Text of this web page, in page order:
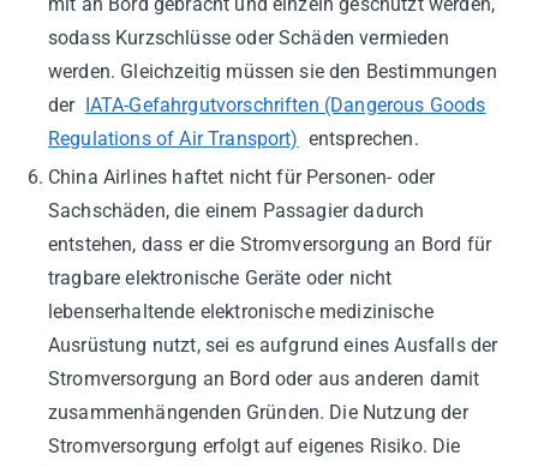
sodass Kurzschlüsse oder Schäden vermieden
werden. Gleichzeitig müssen sie den Bestimmungen
der IATA-Gefahrgutvorschriften (Dangerous Goods
Regulations of Air Transport) entsprechen.
China Airlines haftet nicht für Personen- oder
Sachschäden, die einem Passagier dadurch
entstehen, dass er die Stromversorgung an Bord für
tragbare elektronische Geräte oder nicht
lebenserhaltende elektronische medizinische
Ausrüstung nutzt, sei es aufgrund eines Ausfalls der
Stromversorgung an Bord oder aus anderen damit
zusammenhängenden Gründen. Die Nutzung der
Stromversorgung erfolgt auf eigenes Risiko. Die